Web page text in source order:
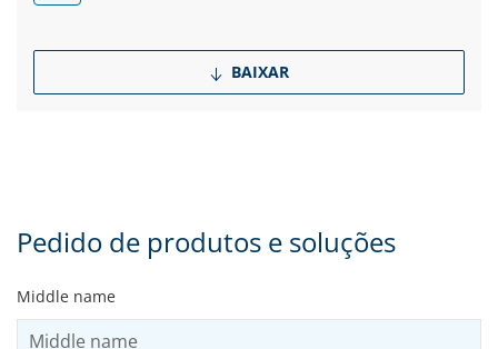
BAIXAR
Pedido de produtos e soluções
Middle name